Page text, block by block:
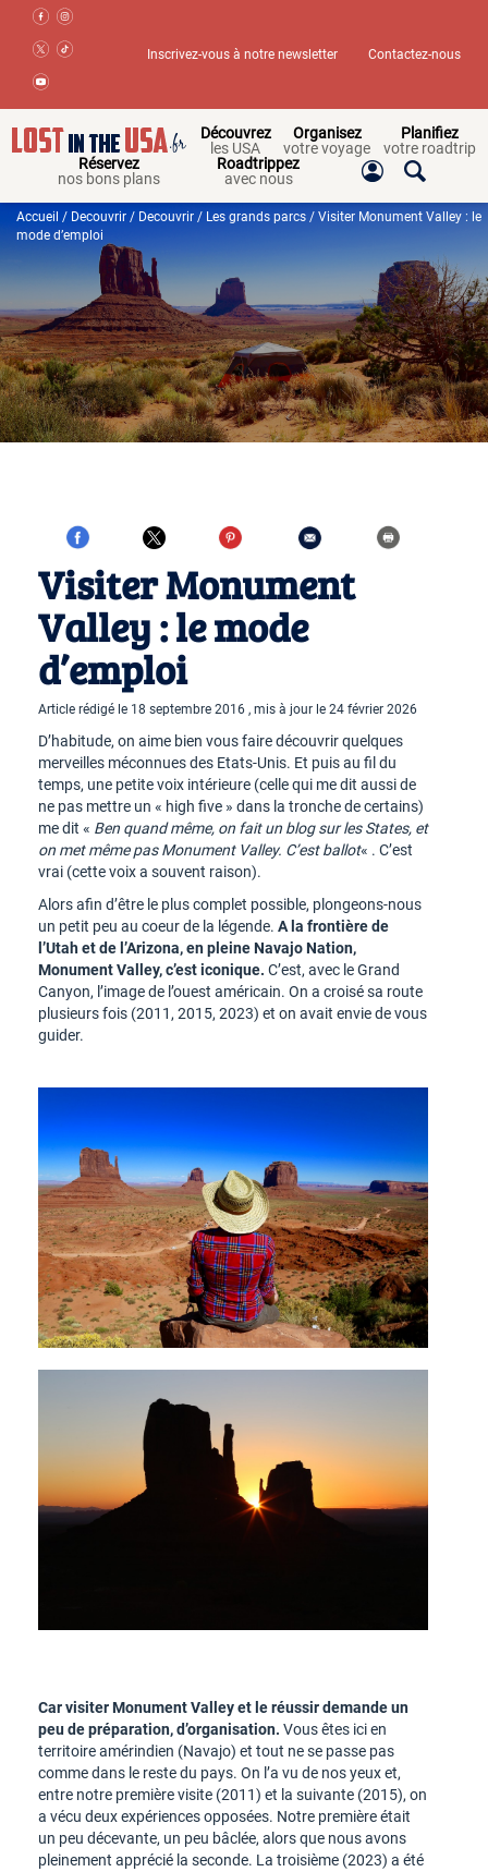
Inscrivez-vous à notre newsletter Contactez-nous
Découvrez
les USA
Organisez
votre voyage
Planifiez
votre roadtrip
Réservez
nos bons plans
Roadtrippez
avec nous
Accueil / Decouvrir / Decouvrir / Les grands parcs / Visiter Monument Valley : le
mode d’emploi
Visiter Monument
Valley : le mode
d’emploi
Article rédigé le 18 septembre 2016 , mis à jour le 24 février 2026
D’habitude, on aime bien vous faire découvrir quelques
merveilles méconnues des Etats-Unis. Et puis au fil du
temps, une petite voix intérieure (celle qui me dit aussi de
ne pas mettre un « high five » dans la tronche de certains)
me dit « Ben quand même, on fait un blog sur les States, et
on met même pas Monument Valley. C’est ballot« . C’est
vrai (cette voix a souvent raison).
Alors afin d’être le plus complet possible, plongeons-nous
un petit peu au coeur de la légende. A la frontière de
l’Utah et de l’Arizona, en pleine Navajo Nation,
Monument Valley, c’est iconique. C’est, avec le Grand
Canyon, l’image de l’ouest américain. On a croisé sa route
plusieurs fois (2011, 2015, 2023) et on avait envie de vous
guider.
Car visiter Monument Valley et le réussir demande un
peu de préparation, d’organisation. Vous êtes ici en
territoire amérindien (Navajo) et tout ne se passe pas
comme dans le reste du pays. On l’a vu de nos yeux et,
entre notre première visite (2011) et la suivante (2015), on
a vécu deux expériences opposées. Notre première était
un peu décevante, un peu bâclée, alors que nous avons
pleinement apprécié la seconde. La troisième (2023) a été